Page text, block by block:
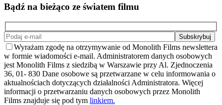
Bądź na bieżąco ze światem filmu
Wyrażam zgodę na otrzymywanie od Monolith Films newslettera
w formie wiadomości e-mail. Administratorem danych osobowych
jest Monolith Films z siedzibą w Warszawie przy Al. Zjednoczenia
36, 01- 830 Dane osobowe są przetwarzane w celu informowania o
aktualnościach dotyczących działalności Administratora. Więcej
informacji o przetwarzaniu danych osobowych przez Monolith
Films znajduje się pod tym linkiem.